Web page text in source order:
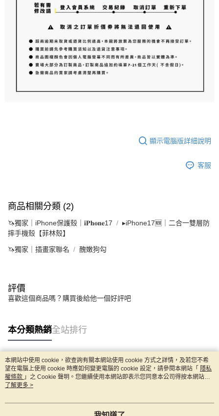
顯示電腦版詳細說明
客服
商品相關分類 (2)
🦄獨家｜iPhone保護殼｜𝐢𝐏𝐡𝐨𝐧𝐞17
▸iPhone17🆕｜二合一雙層防
摔手機殼【菲林殼】
🦄獨家｜插畫家聯名 醜嫩狗勾
評價
喜歡這個商品嗎？購買後給他一個好評吧
本分類熱銷全站排行
熱門標籤
本網站中使用 cookie，欲查詢有關本網站使用 cookie 方式之詳情，及若您不希
望在電腦上使用 cookie 時應如何變更電腦的 cookie 設定，請參閱本網站「 隱私
權條款 」之 Cookie 聲明。您繼續使用本網站即表示您同意本公司得按本網站使
用條款之 Cookie 聲明使用 cookie。
了解更多 >